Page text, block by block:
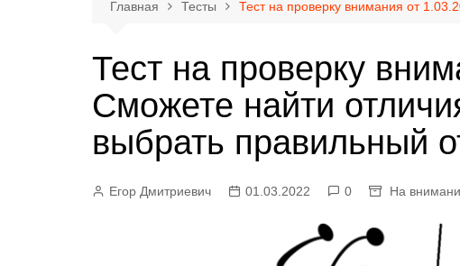
На грамотность
Психологические тесты
Как писать
Как
Главная Тесты Тест на проверку внимания от
Тест на проверку
Сможете найти
выбрать правильный
Егор Дмитриевич 01.03.2022 0 На